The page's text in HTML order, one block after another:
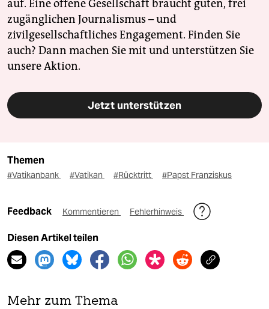
auf. Eine offene Gesellschaft braucht guten, frei
zugänglichen Journalismus – und
zivilgesellschaftliches Engagement. Finden Sie
auch? Dann machen Sie mit und unterstützen Sie
unsere Aktion.
Jetzt unterstützen
Themen
#Vatikanbank #Vatikan #Rücktritt #Papst Franziskus
Feedback Kommentieren Fehlerhinweis
Diesen Artikel teilen
Mehr zum Thema